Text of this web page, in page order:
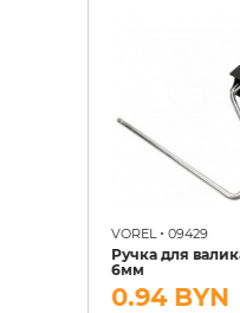
VOREL •09429
Ручка для
6мм
0.94 BYN